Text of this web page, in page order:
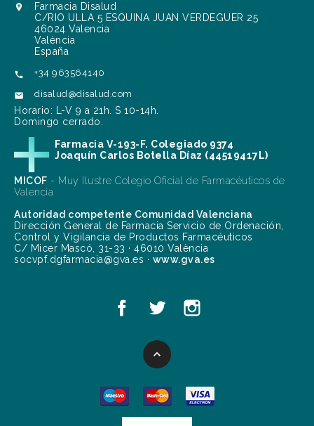

Farmacia Disalud
C/RIO ULLA 5 ESQUINA JUAN VERDEGUER 25
46024 Valencia
València
España
 +34 963564140
 disalud@disalud.com
Horario: L-V 9 a 21h. S 10-14h.
Domingo cerrado.
Farmacia V-193-F. Colegiado 9374
Joaquín Carlos Botella Díaz (44519417L)
MICOF - Muy Ilustre Colegio Oficial de Farmacéuticos de
Valencia
Autoridad competente Comunidad Valenciana
Dirección General de Farmacia Servicio de Ordenación,
Control y Vigilancia de Productos Farmacéuticos
C/ Micer Mascó, 31-33 · 46010 València
socvpf.dgfarmacia@gva.es · www.gva.es
